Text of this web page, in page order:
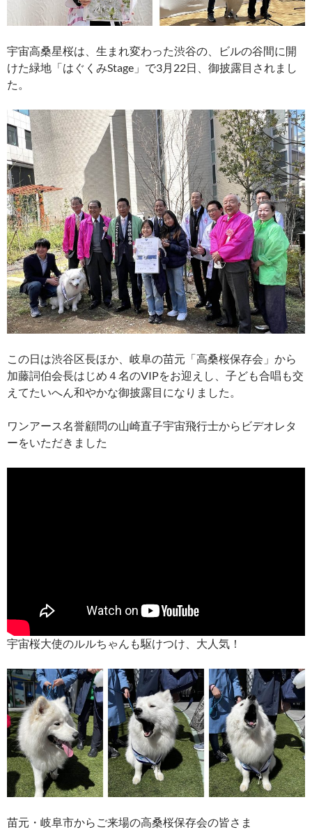
宇宙高桑星桜は、生まれ変わった渋谷の、ビルの谷間に開
けた緑地「はぐくみStage」で3月22日、御披露目されまし
た。
この日は渋谷区長ほか、岐阜の苗元「高桑桜保存会」から
加藤詞伯会長はじめ４名のVIPをお迎えし、子ども合唱も交
えてたいへん和やかな御披露目になりました。
ワンアース名誉顧問の山崎直子宇宙飛行士からビデオレタ
ーをいただきました
宇宙桜大使のルルちゃんも駆けつけ、大人気！
苗元・岐阜市からご来場の高桑桜保存会の皆さま